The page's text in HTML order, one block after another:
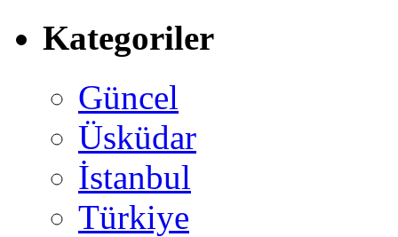
Kategoriler
Güncel
Üsküdar
İstanbul
Türkiye